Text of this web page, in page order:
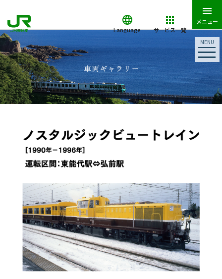
MENU
Language サービス一覧
メニュー